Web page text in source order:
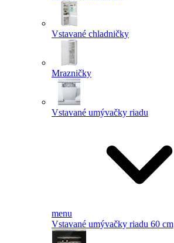
Vstavané chladničky
Mrazničky
Vstavané umývačky riadu
menu
Vstavané umývačky riadu 60 cm